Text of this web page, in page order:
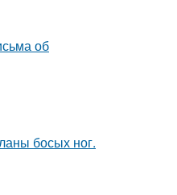
об
босых ног.